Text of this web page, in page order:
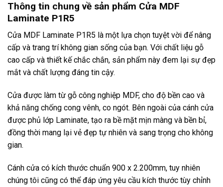
Thông tin chung về sản phẩm Cửa MDF
Laminate P1R5
Cửa MDF Laminate P1R5 là một lựa chọn tuyệt vời để nâng
cấp và trang trí không gian sống của bạn. Với chất liệu gỗ
cao cấp và thiết kế chắc chắn, sản phẩm này đem lại sự đẹp
mắt và chất lượng đáng tin cậy.
Cửa được làm từ gỗ công nghiệp MDF, cho độ bền cao và
khả năng chống cong vênh, co ngót. Bên ngoài của cánh cửa
được phủ lớp Laminate, tạo ra bề mặt mịn màng và bền bỉ,
đồng thời mang lại vẻ đẹp tự nhiên và sang trọng cho không
gian.
Cánh cửa có kích thước chuẩn 900 x 2.200mm, tuy nhiên
chúng tôi cũng có thể đáp ứng yêu cầu kích thước tùy chỉnh